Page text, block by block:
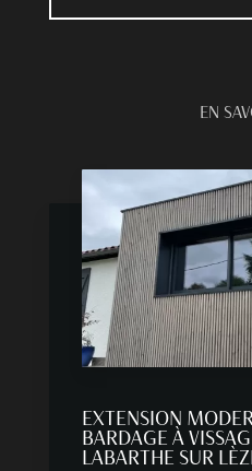
EN
EXTENSION
BARDAGE À
LABARTHE SUR